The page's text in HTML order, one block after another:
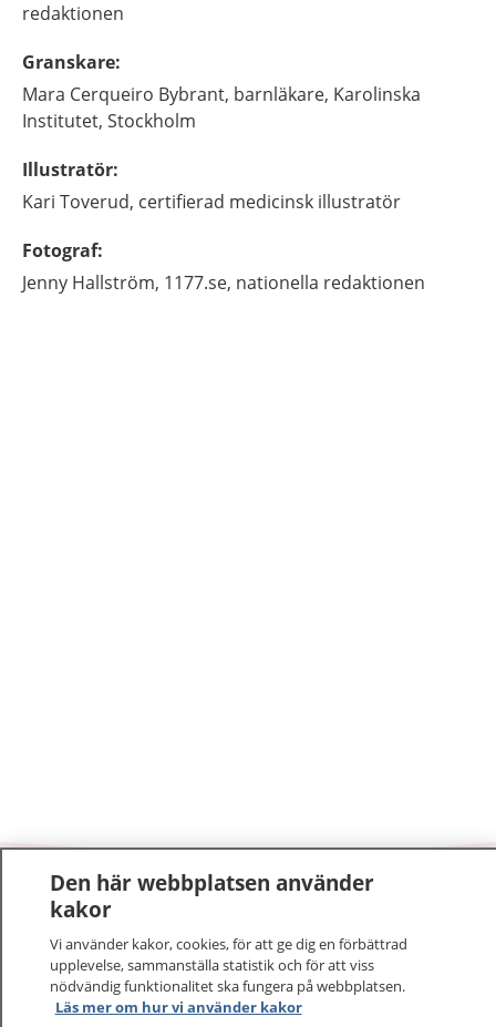
redaktionen
Granskare:
Mara Cerqueiro Bybrant, barnläkare, Karolinska
Institutet, Stockholm
Illustratör:
Kari Toverud, certifierad medicinsk illustratör
Fotograf:
Jenny Hallström, 1177.se, nationella redaktionen
1177–tryggt om din hälsa och vård
På 1177.se får du råd om hälsa och information om
sjukdomar och vilka mottagningar du kan kontakta.
Logga in för att läsa din journal och göra dina
Den här webbplatsen använder
kakor
Vi använder kakor, cookies, för att ge dig en förbättrad
upplevelse, sammanställa statistik och för att viss
nödvändig funktionalitet ska fungera på webbplatsen.
Läs mer om hur vi använder kakor